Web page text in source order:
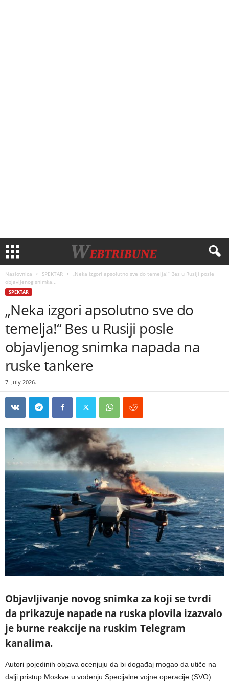
Naslovnica SPEKTAR
„Neka izgori apsolutno sve do temelja!“ Bes u Rusiji posle
objavljenog snimka...
SPEKTAR
„Neka izgori apsolutno sve do
temelja!“ Bes u Rusiji posle
objavljenog snimka napada na
ruske tankere
7. July 2026.
Objavljivanje novog snimka za koji se tvrdi
da prikazuje napade na ruska plovila izazvalo
je burne reakcije na ruskim Telegram
kanalima.
Autori pojedinih objava ocenjuju da bi događaj mogao da utiče na
dalji pristup Moskve u vođenju Specijalne vojne operacije (SVO).